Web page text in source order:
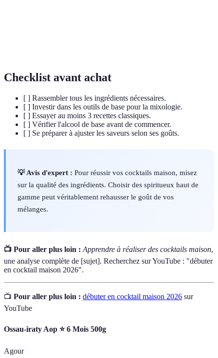
Checklist avant achat
[ ] Rassembler tous les ingrédients nécessaires.
[ ] Investir dans les outils de base pour la mixologie.
[ ] Essayer au moins 3 recettes classiques.
[ ] Vérifier l'alcool de base avant de commencer.
[ ] Se préparer à ajuster les saveurs selon ses goûts.
💡 Avis d'expert : Pour réussir vos cocktails maison, misez
sur la qualité des ingrédients. Choisir des spiritueux haut de
gamme peut véritablement rehausser le goût de vos
mélanges.
📺 Pour aller plus loin : Apprendre à réaliser des cocktails maison,
une analyse complète de [sujet]. Recherchez sur YouTube : "débuter
en cocktail maison 2026".
📺 Pour aller plus loin : débuter en cocktail maison 2026 sur
YouTube
Ossau-iraty Aop ⭐ 6 Mois 500g
Agour